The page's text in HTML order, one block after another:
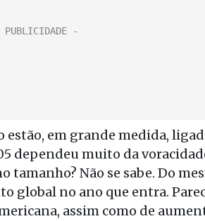
em grande medida,
dependeu muito da
tamanho? Não se sabe. Do
global no ano que entra.
assim como de